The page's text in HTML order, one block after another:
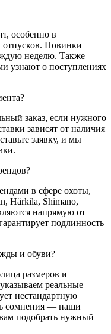
особенно в
отпусков. Новинки
неделю. Также
узнают о поступлениях
заказ, если нужного
зависят от наличия
заявку, и мы
в сфере охоты,
Härkila, Shimano,
напрямую от
подлинность
и обуви?
размеров и
реальные
нестандартную
сомнения — наши
подобрать нужный